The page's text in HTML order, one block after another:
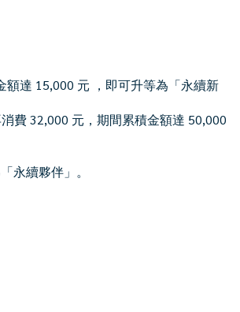
達 15,000 元 ，即可升等為「永續新
費 32,000 元，期間累積金額達 50,000
永續夥伴」。